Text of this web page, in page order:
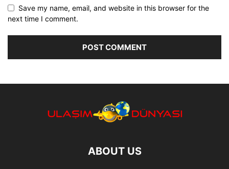
Save my name, email, and website in this browser for the
next time I comment.
ABOUT US